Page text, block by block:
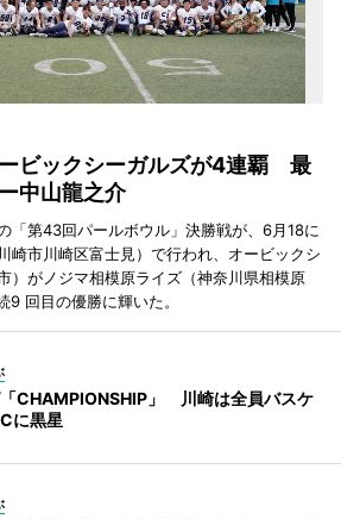
ビックシーガルズが4連覇 最
中山龍之介
「第43回パールボウル」決勝戦が、6月18に
崎市川崎区富士見）で行われ、オービックシ
）がノジマ相模原ライズ（神奈川県相模原
回目の優勝に輝いた。
CHAMPIONSHIP」 川崎は全員バスケ
に黒星